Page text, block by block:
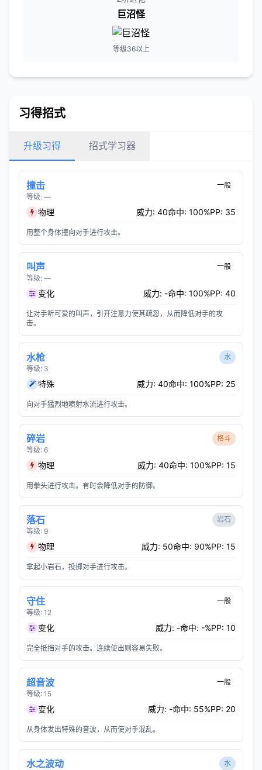
巨沼怪
等级36以上
习得招式
升级习得 招式学习器
撞击
等级: —
一般
物理 威力: 40命中: 100%PP: 35
用整个身体撞向对手进行攻击。
叫声
等级: —
一般
变化 威力: -命中: 100%PP: 40
让对手听可爱的叫声，引开注意力使其疏忽，从而降低对手的攻
击。
水枪
等级: 3
水
特殊 威力: 40命中: 100%PP: 25
向对手猛烈地喷射水流进行攻击。
碎岩
等级: 6
格斗
物理 威力: 40命中: 100%PP: 15
用拳头进行攻击。有时会降低对手的防御。
落石
等级: 9
岩石
物理 威力: 50命中: 90%PP: 15
拿起小岩石，投掷对手进行攻击。
守住
等级: 12
一般
变化 威力: -命中: -%PP: 10
完全抵挡对手的攻击。连续使出则容易失败。
超音波
等级: 15
一般
变化 威力: -命中: 55%PP: 20
从身体发出特殊的音波，从而使对手混乱。
水之波动 水